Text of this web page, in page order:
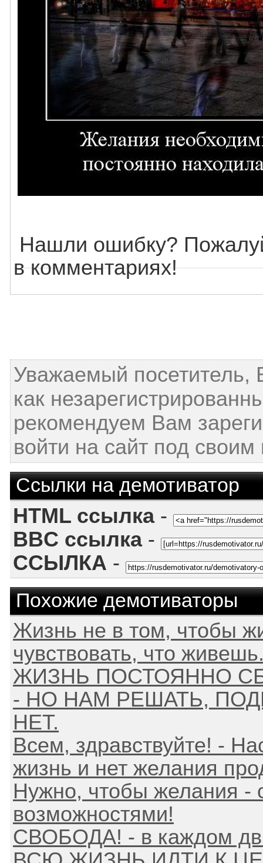
Нашли ошибку?
в комментариях!
Уважаемый посетитель,
как
рекомендуем Вам
войти на сайт под
Ссылки на демотиватор
HTML ссылка-
BBC ссылка-
ССЫЛКА -
Похожие демотиваторы
Жизнь не в том, чтобы
чувствовать, что
ЖИЗНЬ ПОСТОЯННО
- НО НАМ РЕШАТЬ,
НЕТ.
Всем, здравствуйте! -
жизнь и нет желания
Нужно, чтобы желания -
возможностями!
СВОБОДА! - в каждом